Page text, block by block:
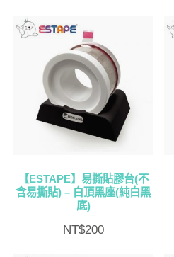
【ESTAPE】易撕貼膠台(不
含易撕貼) – 白頂黑座(純白黑
底)
NT$200